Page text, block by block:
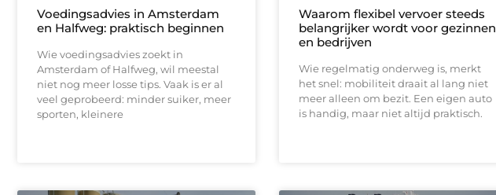
Voedingsadvies in Amsterdam
en Halfweg: praktisch beginnen
Wie voedingsadvies zoekt in
Amsterdam of Halfweg, wil meestal
niet nog meer losse tips. Vaak is er al
veel geprobeerd: minder suiker, meer
sporten, kleinere
Waarom flexibel vervoer steeds
belangrijker wordt voor gezinnen
en bedrijven
Wie regelmatig onderweg is, merkt
het snel: mobiliteit draait al lang niet
meer alleen om bezit. Een eigen auto
is handig, maar niet altijd praktisch.